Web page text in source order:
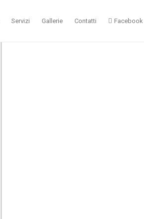
Servizi Gallerie Contatti Facebook